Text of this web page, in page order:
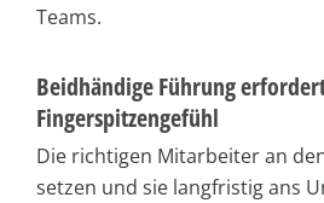
Teams.
Beidhändige Führung
Fingerspitzengefühl
Die richtigen Mitarbeiter an
setzen und sie langfristig ans